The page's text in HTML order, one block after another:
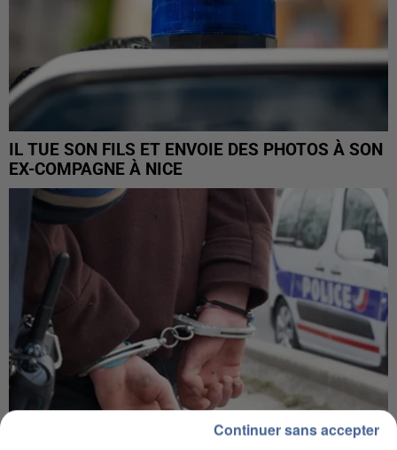
IL TUE SON FILS ET ENVOIE DES PHOTOS À SON
EX-COMPAGNE À NICE
Continuer sans accepter